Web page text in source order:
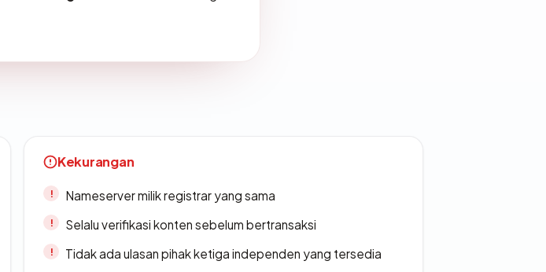
Kekurangan
Nameserver milik registrar yang sama
Selalu verifikasi konten sebelum bertransaksi
Tidak ada ulasan pihak ketiga independen yang tersedia